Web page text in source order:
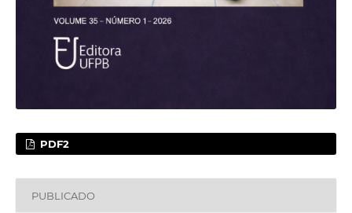
PDF2
PUBLICADO